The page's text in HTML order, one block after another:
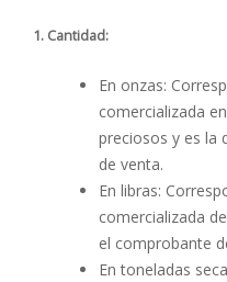
1. Cantidad:
En onzas:
comercializada
preciosos y es la
de venta.
En libras:
comercializada
el comprobante
En toneladas